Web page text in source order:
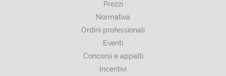
Prezzi
Normativa
Ordini professionali
Eventi
Concorsi e appalti
Incentivi